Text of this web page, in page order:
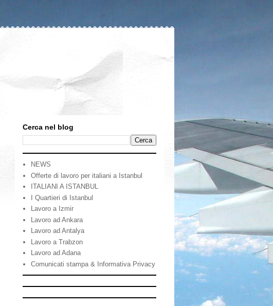
Cerca nel blog
NEWS
Offerte di lavoro per italiani a Istanbul
ITALIANI A ISTANBUL
I Quartieri di Istanbul
Lavoro a Izmir
Lavoro ad Ankara
Lavoro ad Antalya
Lavoro a Trabzon
Lavoro ad Adana
Comunicati stampa & Informativa Privacy